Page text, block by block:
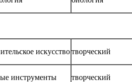
искусствотворческий
инструменты творческий